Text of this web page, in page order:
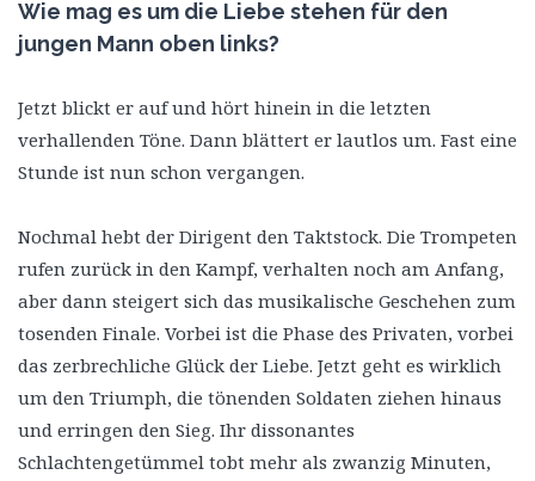
Wie mag es um die Liebe stehen für den
jungen Mann oben links?
Jetzt blickt er auf und hört hinein in die letzten
verhallenden Töne. Dann blättert er lautlos um. Fast eine
Stunde ist nun schon vergangen.
Nochmal hebt der Dirigent den Taktstock. Die Trompeten
rufen zurück in den Kampf, verhalten noch am Anfang,
aber dann steigert sich das musikalische Geschehen zum
tosenden Finale. Vorbei ist die Phase des Privaten, vorbei
das zerbrechliche Glück der Liebe. Jetzt geht es wirklich
um den Triumph, die tönenden Soldaten ziehen hinaus
und erringen den Sieg. Ihr dissonantes
Schlachtengetümmel tobt mehr als zwanzig Minuten,